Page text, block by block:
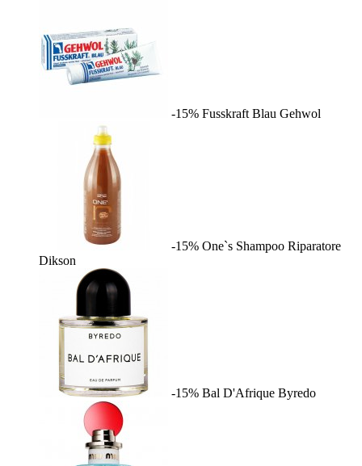
-15% Fusskraft Blau Gehwol
-15% One`s Shampoo Riparatore
Dikson
-15% Bal D'Afrique Byredo